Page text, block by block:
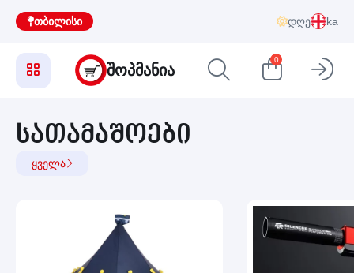
თბილისი დღე ka
ᲨᲝᲞᲛᲐᲜᲘᲐ
0
სათამაშოები
ყველა